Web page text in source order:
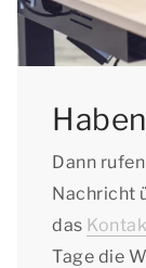
Dann
Nachricht
das
Tage die